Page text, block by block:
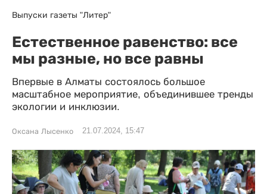
Выпуски газеты "Литер"
Естественное равенство: все
мы разные, но все равны
Впервые в Алматы состоялось большое
масштабное мероприятие, объединившее тренды
экологии и инклюзии.
Оксана Лысенко 21.07.2024, 15:47